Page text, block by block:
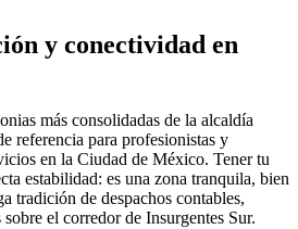
y conectividad en
más consolidadas de la alcaldía
referencia para profesionistas y
en la Ciudad de México. Tener tu
estabilidad: es una zona tranquila, bien
tradición de despachos contables,
el corredor de Insurgentes Sur.